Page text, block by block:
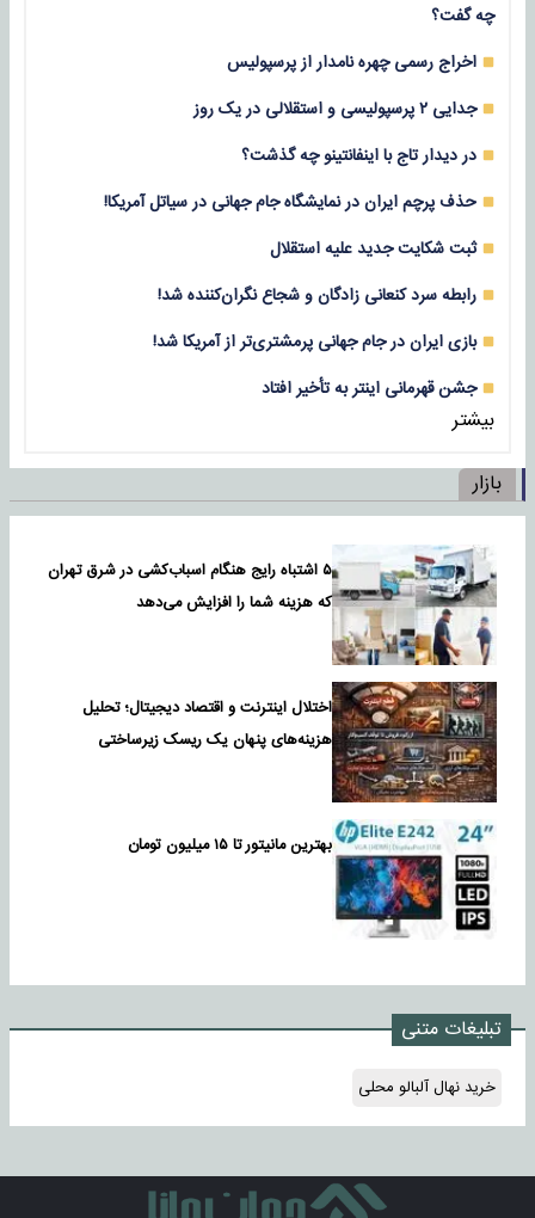
چه گفت؟
اخراج رسمی چهره نامدار از پرسپولیس
جدایی ۲ پرسپولیسی و استقلالی در یک روز
در دیدار تاج با اینفانتینو چه گذشت؟
حذف پرچم ایران در نمایشگاه جام جهانی در سیاتل آمریکا!
ثبت شکایت جدید علیه استقلال
رابطه سرد کنعانی زادگان و شجاع نگران‌کننده شد!
بازی‌ ایران در جام جهانی پرمشتری‌تر از آمریکا شد!
جشن قهرمانی اینتر به تأخیر افتاد
بیشتر
بازار
۵ اشتباه رایج هنگام اسباب‌کشی در شرق تهران
که هزینه شما را افزایش می‌دهد
اختلال اینترنت و اقتصاد دیجیتال؛ تحلیل
هزینه‌های پنهان یک ریسک زیرساختی
بهترین مانیتور تا ۱۵ میلیون تومان
تبلیغات متنی
خرید نهال آلبالو محلی